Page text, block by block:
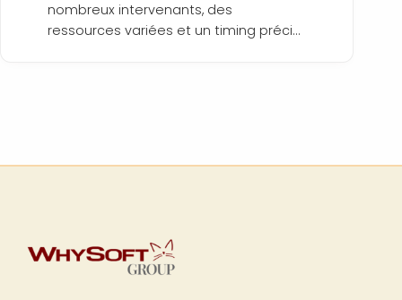
nombreux intervenants, des
ressources variées et un timing précis.
d’anticipation. Pourtant, il existe
aujourd’hui des méthodes simples et
des outils puissants pour garder la